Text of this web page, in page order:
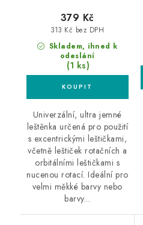
Skladem, ihned k
odeslání
(1 ks)
313 Kč bez DPH
379 Kč
Univerzální, ultra jemné
leštěnka určená pro použití
s excentrickými leštičkami,
včetně leštiček rotačních a
orbitálními leštičkami s
nucenou rotací. Ideální pro
velmi měkké barvy nebo
barvy...